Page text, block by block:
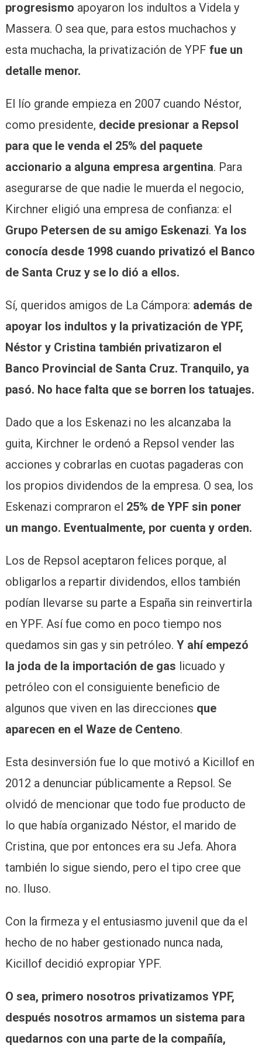
progresismo apoyaron los indultos a Videla y
Massera. O sea que, para estos muchachos y
esta muchacha, la privatización de YPF fue un
detalle menor.
El lío grande empieza en 2007 cuando Néstor,
como presidente, decide presionar a Repsol
para que le venda el 25% del paquete
accionario a alguna empresa argentina. Para
asegurarse de que nadie le muerda el negocio,
Kirchner eligió una empresa de confianza: el
Grupo Petersen de su amigo Eskenazi. Ya los
conocía desde 1998 cuando privatizó el Banco
de Santa Cruz y se lo dió a ellos.
Sí, queridos amigos de La Cámpora: además de
apoyar los indultos y la privatización de YPF,
Néstor y Cristina también privatizaron el
Banco Provincial de Santa Cruz. Tranquilo, ya
pasó. No hace falta que se borren los tatuajes.
Dado que a los Eskenazi no les alcanzaba la
guita, Kirchner le ordenó a Repsol vender las
acciones y cobrarlas en cuotas pagaderas con
los propios dividendos de la empresa. O sea, los
Eskenazi compraron el 25% de YPF sin poner
un mango. Eventualmente, por cuenta y orden.
Los de Repsol aceptaron felices porque, al
obligarlos a repartir dividendos, ellos también
podían llevarse su parte a España sin reinvertirla
en YPF. Así fue como en poco tiempo nos
quedamos sin gas y sin petróleo. Y ahí empezó
la joda de la importación de gas licuado y
petróleo con el consiguiente beneficio de
algunos que viven en las direcciones que
aparecen en el Waze de Centeno.
Esta desinversión fue lo que motivó a Kicillof en
2012 a denunciar públicamente a Repsol. Se
olvidó de mencionar que todo fue producto de
lo que había organizado Néstor, el marido de
Cristina, que por entonces era su Jefa. Ahora
también lo sigue siendo, pero el tipo cree que
no. Iluso.
Con la firmeza y el entusiasmo juvenil que da el
hecho de no haber gestionado nunca nada,
Kicillof decidió expropiar YPF.
O sea, primero nosotros privatizamos YPF,
después nosotros armamos un sistema para
quedarnos con una parte de la compañía,